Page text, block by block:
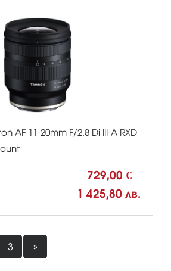
AF 11-20mm F/2.8 Di III-A RXD
729,00 €
1 425,80 лв.
3 »